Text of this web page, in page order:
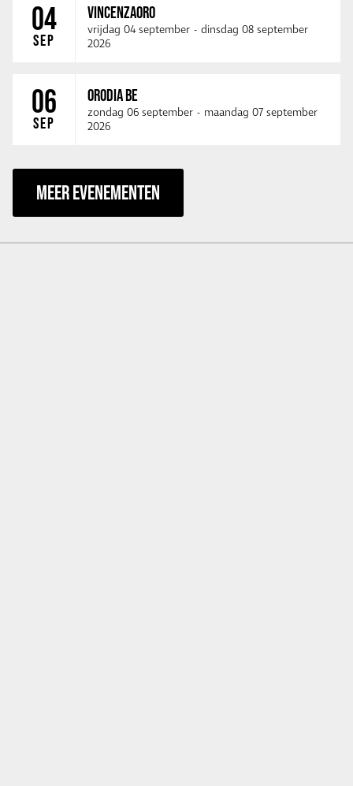
04
SEP
VINCENZAORO
vrijdag 04 september - dinsdag 08 september
2026
06
SEP
ORODIA BE
zondag 06 september - maandag 07 september
2026
MEER EVENEMENTEN